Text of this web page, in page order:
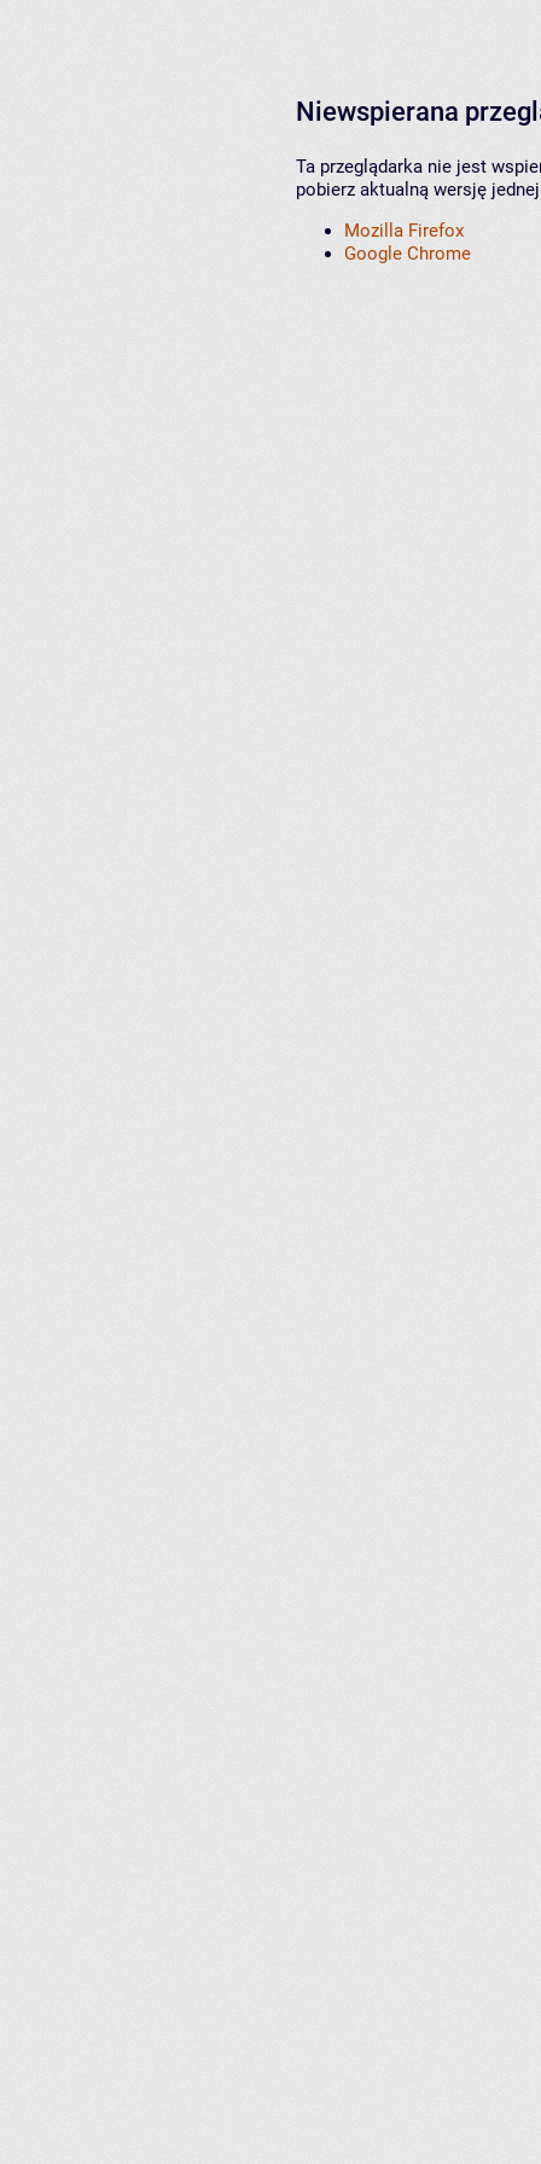
Niewspierana
Ta przeglądarka nie jest
pobierz aktualną wersję
Mozilla Firefox
Google Chrome